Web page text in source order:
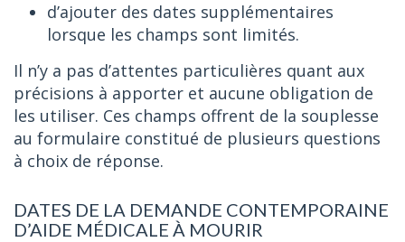
d’ajouter des dates supplémentaires
lorsque les champs sont limités.
Il n’y a pas d’attentes particulières quant aux
précisions à apporter et aucune obligation de
les utiliser. Ces champs offrent de la souplesse
au formulaire constitué de plusieurs questions
à choix de réponse.
DATES DE LA DEMANDE CONTEMPORAINE
D’AIDE MÉDICALE À MOURIR